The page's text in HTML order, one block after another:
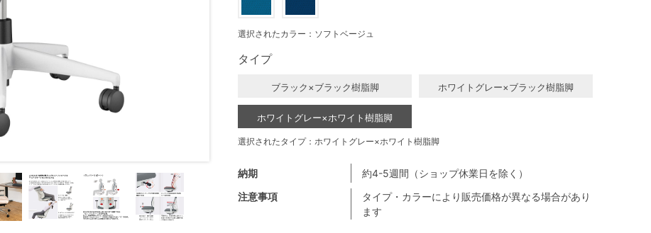
注意事項
タイプ・カラーにより販売価格が異なる場合があり
ます
納期 約4-5週間（ショップ休業日を除く）
選択されたカラー：ソフトベージュ
タイプ
ブラック×ブラック樹脂脚 ホワイトグレー×ブラック樹脂脚
ホワイトグレー×ホワイト樹脂脚
選択されたタイプ：ホワイトグレー×ホワイト樹脂脚